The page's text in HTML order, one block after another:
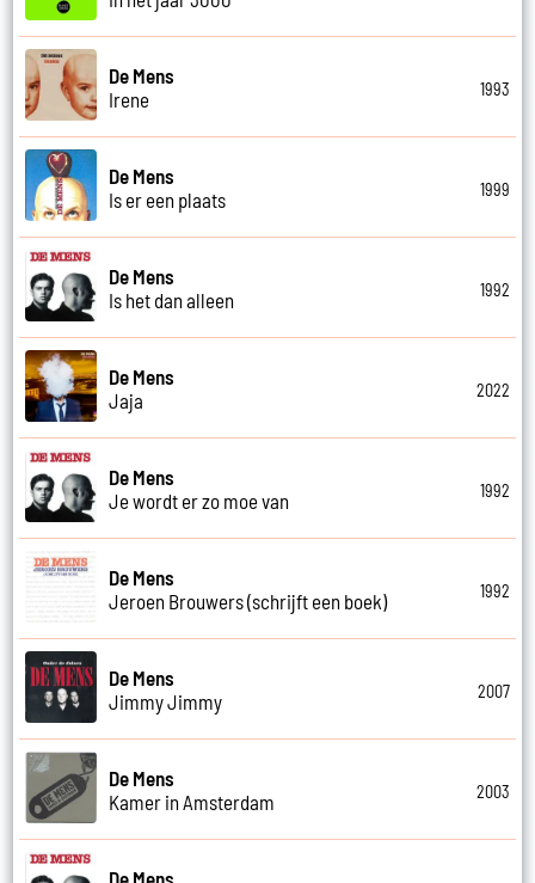
De Mens
Irene
1993
De Mens
Is er een plaats
1999
De Mens
Is het dan alleen
1992
De Mens
Jaja
2022
De Mens
Je wordt er zo moe van
1992
De Mens
Jeroen Brouwers (schrijft een boek)
1992
De Mens
Jimmy Jimmy
2007
De Mens
Kamer in Amsterdam
2003
De Mens